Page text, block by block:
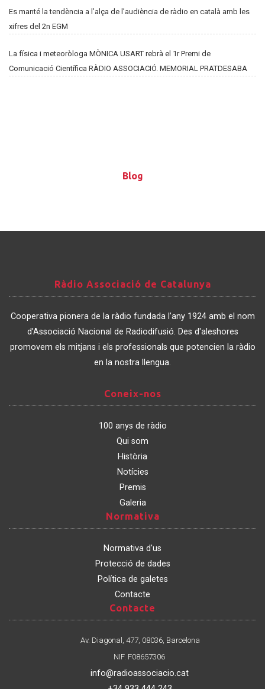
Es manté la tendència a l’alça de l’audiència de ràdio en català amb les
xifres del 2n EGM
La física i meteoròloga MÒNICA USART rebrà el 1r Premi de
Comunicació Científica RÀDIO ASSOCIACIÓ. MEMORIAL PRATDESABA
Blog
Blog
Associació
de
Catalunya
Ràdio Associació de Catalunya
Cooperativa pionera de la ràdio fundada l’any 1924 amb el nom
d’Associació Nacional de Radiodifusió. Des d'aleshores
promovem els mitjans i els professionals que potencien la ràdio
en la nostra llengua.
nos
Coneix-nos
100 anys de ràdio
Qui som
Història
Notícies
Premis
Galeria
Normativa
Normativa d'us
Protecció de dades
Política de galetes
Contacte
Contacte
Av. Diagonal, 477, 08036, Barcelona
NIF. F08657306
info@radioassociacio.cat